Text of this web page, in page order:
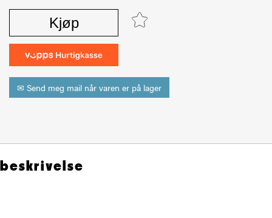
Kjøp
✉ Send meg mail når varen er på lager
beskrivelse